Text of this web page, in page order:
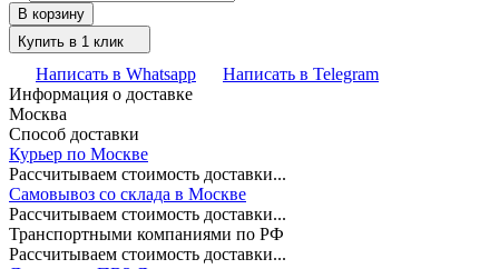
В корзину
Купить в 1 клик
Написать в Whatsapp
Написать в Telegram
Информация о доставке
Москва
Способ доставки
Курьер по Москве
Рассчитываем стоимость доставки...
Самовывоз со склада в Москве
Рассчитываем стоимость доставки...
Транспортными компаниями по РФ
Рассчитываем стоимость доставки...